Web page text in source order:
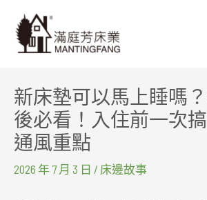
新床墊可以馬上睡嗎
後必看！入住前一次
通風重點
2026 年 7 月 3 日 / 床邊故事